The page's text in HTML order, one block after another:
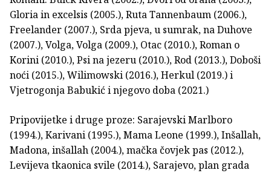
Gloria in excelsis (2005.), Ruta Tannenbaum (2006.),
Freelander (2007.), Srda pjeva, u sumrak, na Duhove
(2007.), Volga, Volga (2009.), Otac (2010.), Roman o
Kori­ni (2010.), Psi na jezeru (2010.), Rod (2013.), Doboši
noći (2015.), Wilimowski (2016.), Herkul (2019.) i
Vjetrogonja Babukić i njegovo doba (2021.)
Pripovijetke i druge proze: Sarajevski Marlboro
(1994.), Karivani (1995.), Mama Leone (1999.), Inšallah,
Madona, inšallah (2004.), mačka čovjek pas (2012.),
Levijeva tkaonica svile (2014.), Sarajevo, plan grada